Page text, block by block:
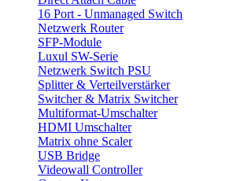
16 Port - Unmanaged Switch
Netzwerk Router
SFP-Module
Luxul SW-Serie
Netzwerk Switch PSU
Splitter & Verteilverstärker
Switcher & Matrix Switcher
Multiformat-Umschalter
HDMI Umschalter
Matrix ohne Scaler
USB Bridge
Videowall Controller